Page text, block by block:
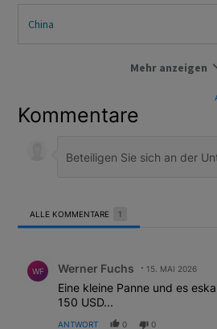
China
Mehr anzeigen
Futures
US
World
Top News
Kommentare
ALLE KOMMENTARE 1
WF Werner Fuchs 15. MAI 2026
Eine kleine Panne und es
150 USD...
ANTWORT 0 0